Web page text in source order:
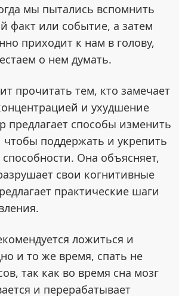
мы пытались вспомнить
факт или событие, а затем
приходит к нам в голову,
о нем думать.
прочитать тем, кто замечает
и ухудшение
предлагает способы изменить
поддержать и укрепить
Она объясняет,
свои когнитивные
практические шаги
ложиться и
и то же время, спать не
так как во время сна мозг
и перерабатывает